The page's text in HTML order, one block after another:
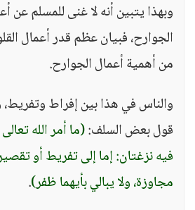
وبهذا يتبين أنه لا غنى للمسلم عن
الجوارح، فبيان عظم قدر أعمال
من أهمية أعمال الجوارح.
والناس في هذا بين إفراط وتفريط،
قول بعض السلف:(ما أمر الله
فيه نزغتان: إما إلى تفريط أو
مجاوزة، ولا يبالي بأيهما ظفر).